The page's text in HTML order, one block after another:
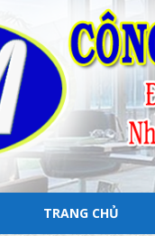
TRANG CHỦ